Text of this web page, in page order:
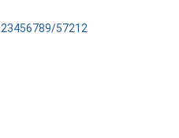
57212